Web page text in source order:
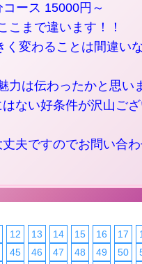
コース 15000円～
こまで違います！！
く変わることは間違い
力は伝わったかと思い
ない好条件が沢山ござ
夫ですのでお問い合わ
12 13 14 15 16 17
45 46 47 48 49 50